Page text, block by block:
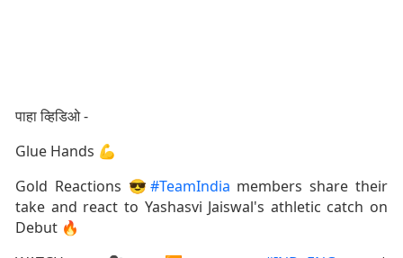
पाहा व्हिडिओ -
Glue Hands 💪
Gold Reactions 😎 #TeamIndia members share their
take and react to Yashasvi Jaiswal's athletic catch on
Debut 🔥